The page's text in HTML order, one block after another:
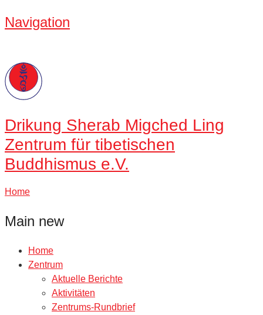
Navigation
Drikung Sherab Migched Ling
Zentrum für tibetischen
Buddhismus e.V.
Home
Main new
Home
Zentrum
Aktuelle Berichte
Aktivitäten
Zentrums-Rundbrief